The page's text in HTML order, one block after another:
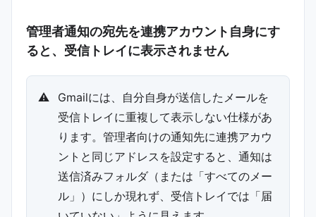
管理者通知の宛先を連携アカウント自身にす
ると、受信トレイに表示されません
⚠️
Gmailには、自分自身が送信したメールを
受信トレイに重複して表示しない仕様があ
ります。管理者向けの通知先に連携アカウ
ントと同じアドレスを設定すると、通知は
送信済みフォルダ（または「すべてのメー
ル」）にしか現れず、受信トレイでは「届